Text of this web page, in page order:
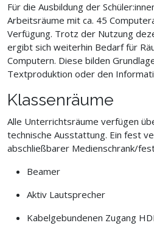
Für die Ausbildung der
Arbeitsräume mit ca. 45
Verfügung. Trotz der Nutzung
ergibt sich weiterhin Bedarf für
Computern. Diese bilden
Textproduktion oder den
Klassenräume
Alle Unterrichtsräume verfügen
technische Ausstattung. Ein fest
abschließbarer Medienschrank/
Beamer
Aktiv Lautsprecher
Kabelgebundenen Zugang